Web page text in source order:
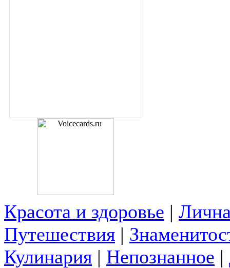
Красота и здоровье |
Путешествия |
Кулинария | Непознанное |